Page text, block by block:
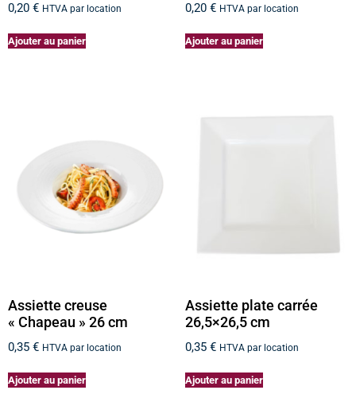
0,20 € HTVA par location
Ajouter au panier
0,20 € HTVA par location
Ajouter au panier
Assiette creuse
« Chapeau » 26 cm
0,35 € HTVA par location
Ajouter au panier
Assiette plate carrée
26,5×26,5 cm
0,35 € HTVA par location
Ajouter au panier